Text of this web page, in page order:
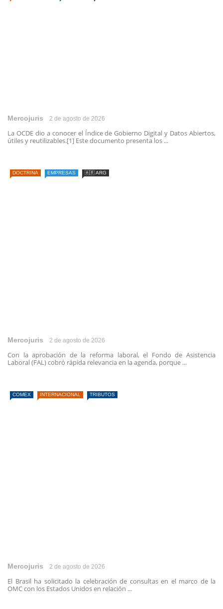
Mercojuris 2 de agosto de 2026
La OCDE dio a conocer el Índice de Gobierno Digital y Datos Abiertos,
útiles y reutilizables.[1] Este documento presenta los ...
DOCTRINA EMPRESAS 🇦🇷 ARG
Mercojuris 2 de agosto de 2026
Con la aprobación de la reforma laboral, el Fondo de Asistencia
Laboral (FAL) cobró rápida relevancia en la agenda, porque ...
COMEX INTERNACIONAL TRIBUTOS
Mercojuris 2 de agosto de 2026
El Brasil ha solicitado la celebración de consultas en el marco de la
OMC con los Estados Unidos en relación ...